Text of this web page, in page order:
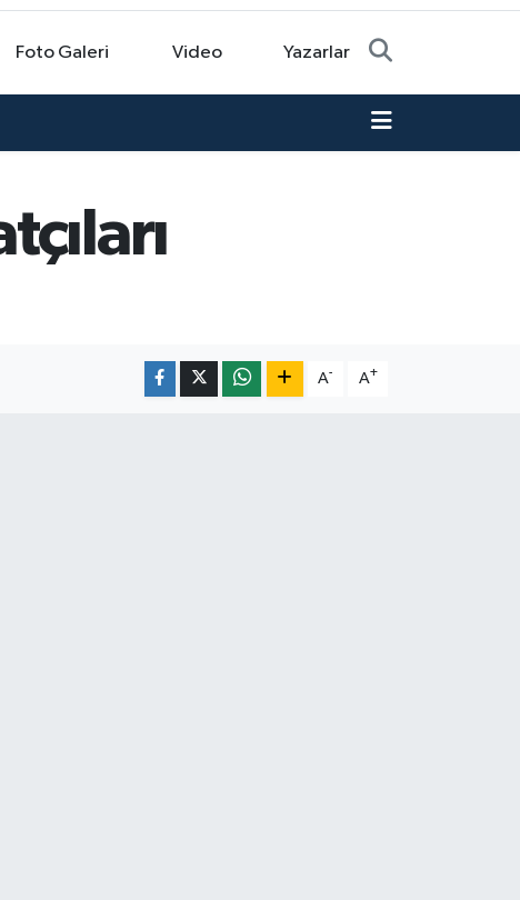
Foto Galeri Video Yazarlar
A- A+